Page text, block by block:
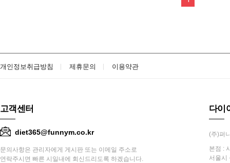
개인정보취급방침 제휴문의 이용약관
고객센터
diet365@funnym.co.kr
문의사항은 관리자에게 게시판 또는 이메일 주소로
연락주시면 빠른 시일내에 회신드리도록 하겠습니다.
다이
(주)퍼
본점 :
서울시